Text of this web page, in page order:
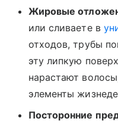
Жировые
или сливаете в
отходов, трубы
эту липкую
нарастают
элементы
Посторонние